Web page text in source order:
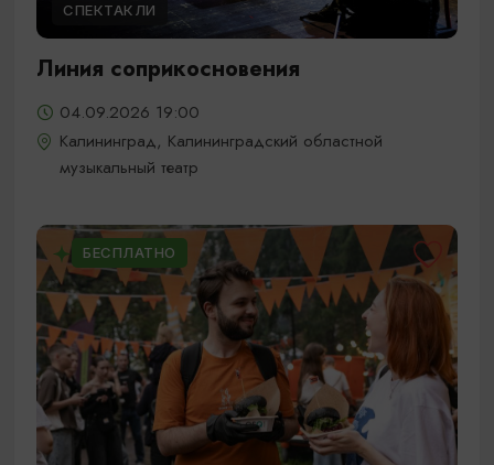
СПЕКТАКЛИ
Линия соприкосновения
04.09.2026 19:00
Калининград, Калининградский областной
музыкальный театр
БЕСПЛАТНО